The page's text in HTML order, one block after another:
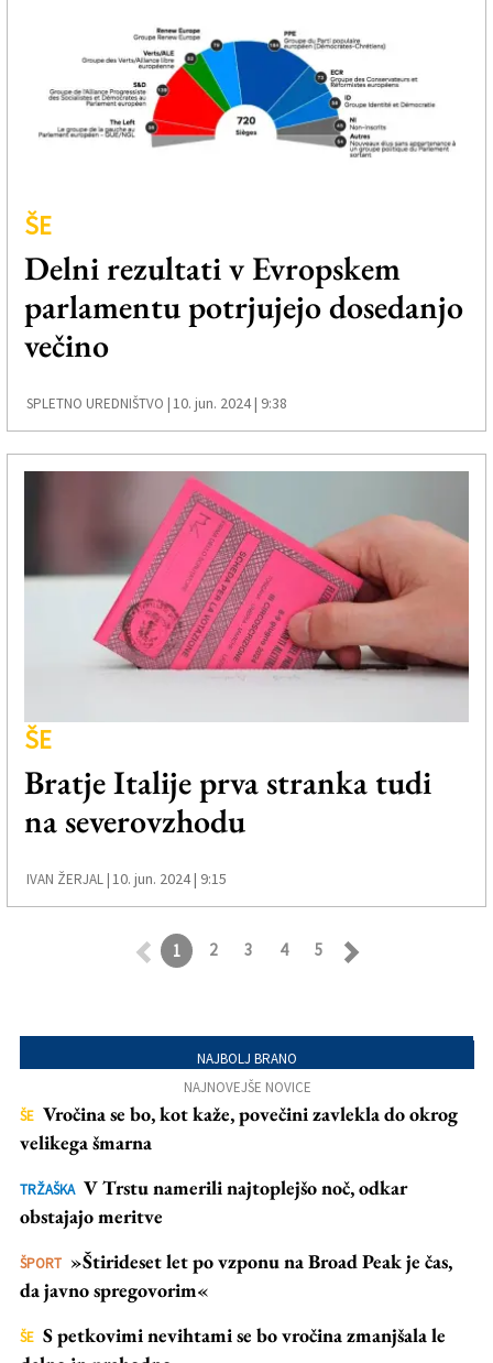
ŠE
Delni rezultati v Evropskem
parlamentu potrjujejo dosedanjo
večino
SPLETNO UREDNIŠTVO |10. jun. 2024 | 9:38
ŠE
Bratje Italije prva stranka tudi
na severovzhodu
IVAN ŽERJAL | 10. jun. 2024 | 9:15
1 2 3 4 5
NAJBOLJ BRANO
NAJNOVEJŠE NOVICE
ŠE Vročina se bo, kot kaže, povečini zavlekla do okrog
velikega šmarna
TRŽAŠKA V Trstu namerili najtoplejšo noč, odkar
obstajajo meritve
ŠPORT »Štirideset let po vzponu na Broad Peak je čas,
da javno spregovorim«
ŠE S petkovimi nevihtami se bo vročina zmanjšala le